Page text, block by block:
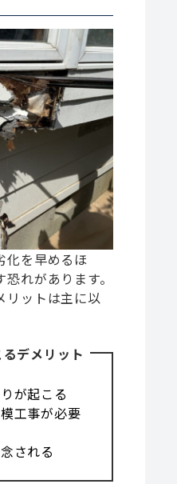
化を早めるほ
れがあります。
リットは主に以
デメリット
が起こる
工事が必要
される